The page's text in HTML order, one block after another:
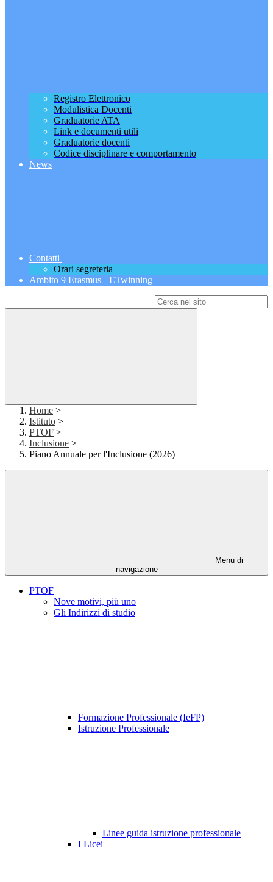
Registro Elettronico
Modulistica Docenti
Graduatorie ATA
Link e documenti utili
Graduatorie docenti
Codice disciplinare e comportamento
News
Contatti
Orari segreteria
Ambito 9 Erasmus+ ETwinning
Home >
Istituto >
PTOF >
Inclusione >
Piano Annuale per l'Inclusione (2026)
Menu di
navigazione
PTOF
Nove motivi, più uno
Gli Indirizzi di studio
Formazione Professionale (IeFP)
Istruzione Professionale
Linee guida istruzione professionale
I Licei